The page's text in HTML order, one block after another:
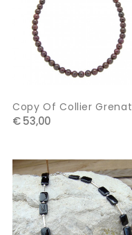
Copy Of Collier Grenat
€ 53,00